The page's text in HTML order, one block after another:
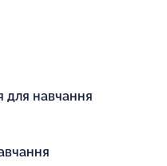
для навчання